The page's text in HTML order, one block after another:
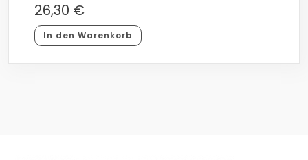
26,30 €
In den Warenkorb